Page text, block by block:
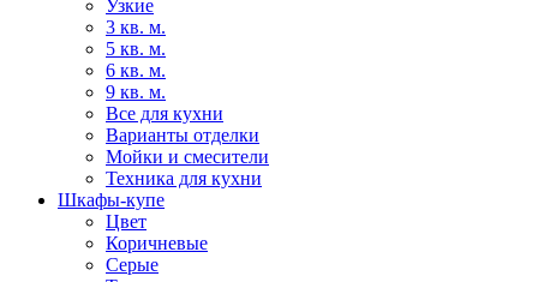
Узкие
3 кв. м.
5 кв. м.
6 кв. м.
9 кв. м.
Все для кухни
Варианты отделки
Мойки и смесители
Техника для кухни
Шкафы-купе
Цвет
Коричневые
Серые